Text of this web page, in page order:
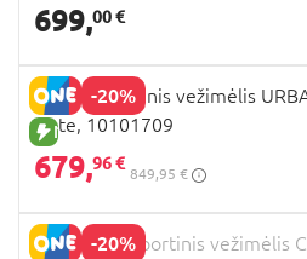
699,00 €
-20%
NAUJA PREKĖ
THULE sportinis vežimėlis
Slate, 10101709
679,96 €
849,95 €
-20%
CARRELLO sportinis vežimėlis